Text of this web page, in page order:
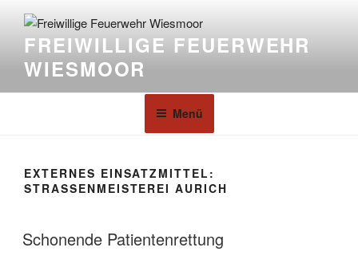
FREIWILLIGE FEUERWEHR
WIESMOOR
Menü
EXTERNES EINSATZMITTEL:
STRASSENMEISTEREI AURICH
Schonende Patientenrettung